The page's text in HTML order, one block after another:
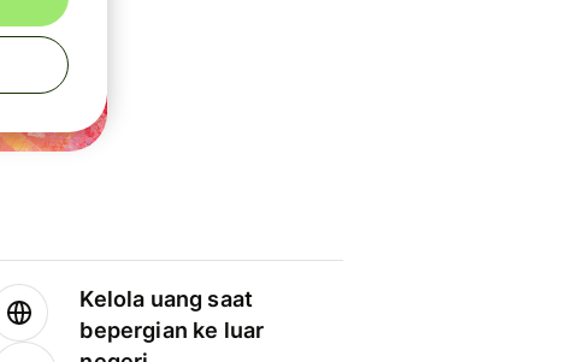
Kelola uang saat
bepergian ke luar